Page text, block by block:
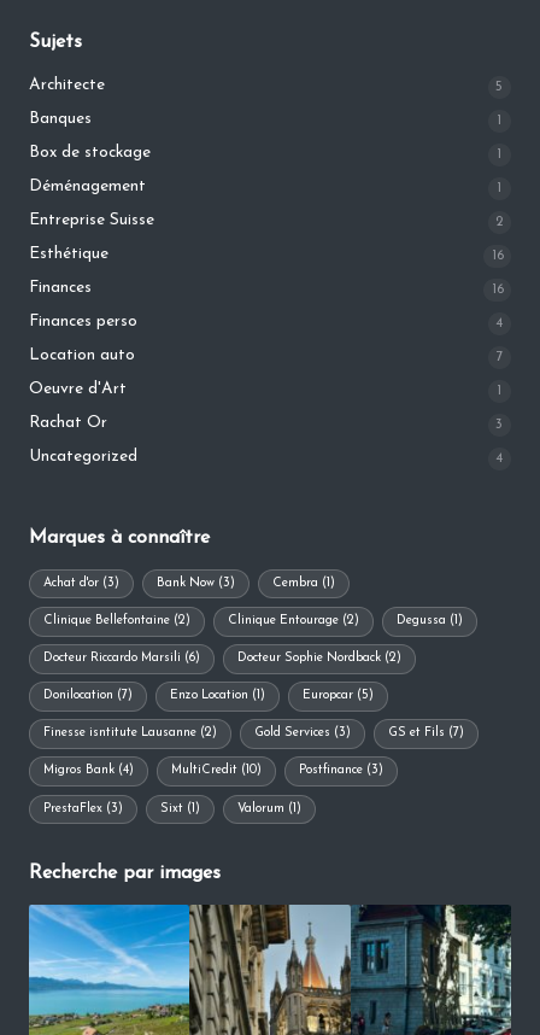
Sujets
Architecte 5
Banques
Box de stockage
Déménagement
Entreprise Suisse 2
Esthétique 16
Finances 16
Finances perso 4
Location auto 7
Oeuvre d'Art
Rachat Or 3
Uncategorized 4
Marques à connaître
Achat d'or (3) Bank Now(3) Cembra (1)
Clinique Bellefontaine (2) Clinique Entourage(2) Degussa (1)
Docteur Riccardo Marsili (6) Docteur Sophie Nordback(2)
Donilocation (7) Enzo Location (1) Europcar(5)
Finesse isntitute Lausanne (2) Gold Services (3) GS et Fils (7)
Migros Bank (4) MultiCredit(10) Postfinance(3)
PrestaFlex (3) Sixt(1) Valorum (1)
Recherche par images